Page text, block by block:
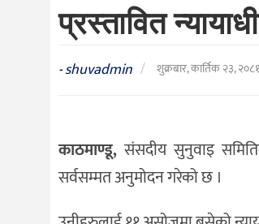
प्रस्तावित
-shuvadmin / शुक्रबार, कार्तिक २३, २०८१
काठमाण्डू, संसदीय सुनुवाइ
सर्वसम्मत अनुमोदन गरेको छ ।